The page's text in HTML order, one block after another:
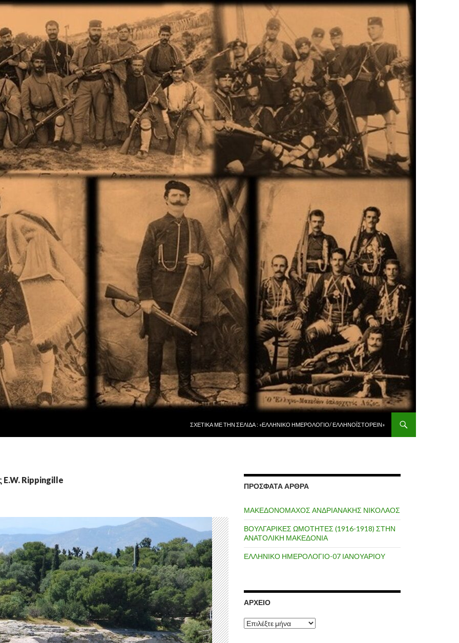
ΣΧΕΤΙΚᾺ ΜῈ ΤῊΝ ΣΕΛΊΔΑ : «ἙΛΛΗΝΙΚῸ ἩΜΕΡΟΛΌΓΙΟ/ ἙΛΛΗΝΟΪΣΤΟΡΕΙ͂Ν»
E.W. Rippingille
ΠΡΌΣΦΑΤΑ ΆΡΘΡΑ
ΜΑΚΕΔΟΝΟΜΑΧΟΣ ΑΝΔΡΙΑΝΑΚΗΣ ΝΙΚΟΛΑΟΣ
ΒΟΥΛΓΑΡΙΚΕΣ ΩΜΟΤΗΤΕΣ (1916-1918) ΣΤΗΝ
ΑΝΑΤΟΛΙΚΗ ΜΑΚΕΔΟΝΙΑ
ΕΛΛΗΝΙΚΟ ΗΜΕΡΟΛΟΓΙΟ-07 ΙΑΝΟΥΑΡΙΟΥ
ΑΡΧΕΊΟ
Α
ρ